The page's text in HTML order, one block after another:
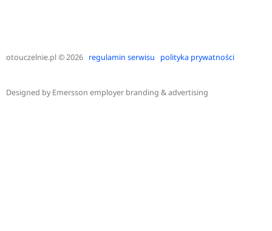
otouczelnie.pl© 2026 regulamin serwisu polityka prywatności
Designed byEmersson employer branding & advertising